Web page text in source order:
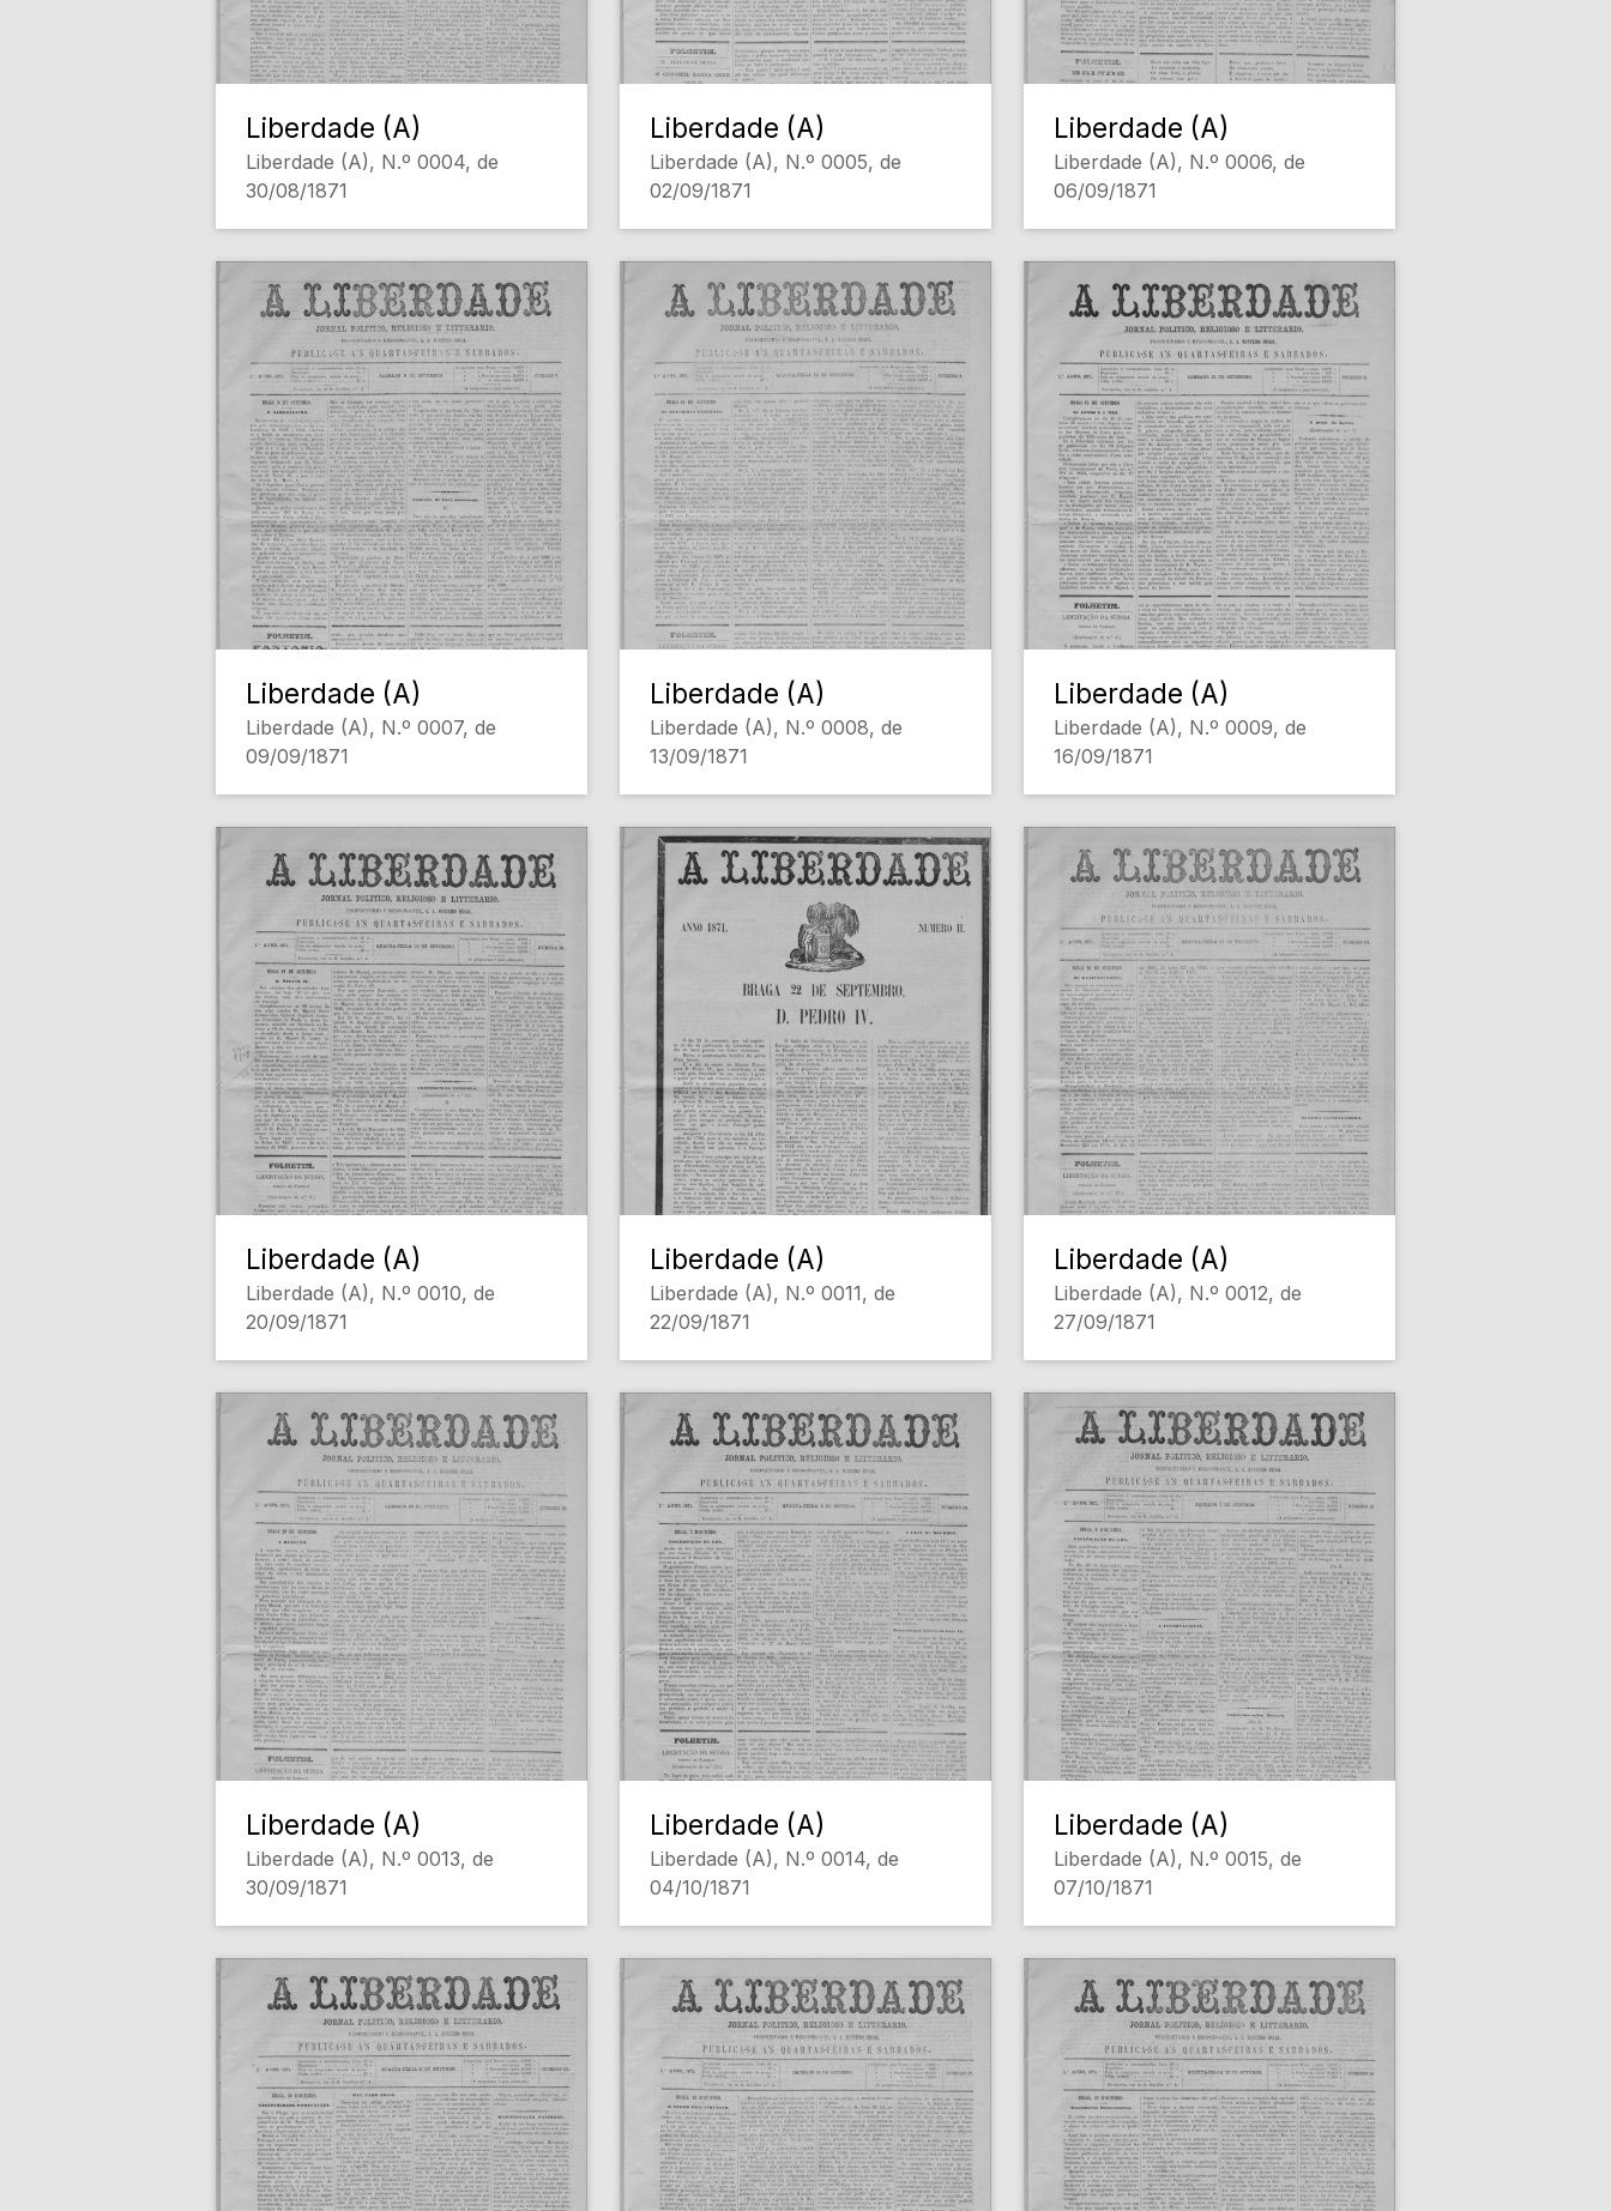
Liberdade (A)
Liberdade (A), N.º 0004, de
30/08/1871
Liberdade (A)
Liberdade (A), N.º 0005, de
02/09/1871
Liberdade (A)
Liberdade (A), N.º 0006, de
06/09/1871
Liberdade (A)
Liberdade (A), N.º 0007, de
09/09/1871
Liberdade (A)
Liberdade (A), N.º 0008, de
13/09/1871
Liberdade (A)
Liberdade (A), N.º 0009, de
16/09/1871
Liberdade (A)
Liberdade (A), N.º 0010, de
20/09/1871
Liberdade (A)
Liberdade (A), N.º 0011, de
22/09/1871
Liberdade (A)
Liberdade (A), N.º 0012, de
27/09/1871
Liberdade (A)
Liberdade (A), N.º 0013, de
30/09/1871
Liberdade (A)
Liberdade (A), N.º 0014, de
04/10/1871
Liberdade (A)
Liberdade (A), N.º 0015, de
07/10/1871